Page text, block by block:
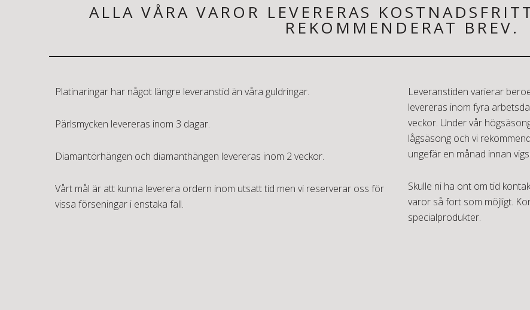
ALLA VÅRA VAROR LEVERERAS
REKOMMENDERAT BREV.
Platinaringar har något längre leveranstid än våra guldringar.
Pärlsmycken levereras inom 3 dagar.
Diamantörhängen och diamanthängen levereras inom 2 veckor.
Vårt mål är att kunna leverera ordern inom utsatt tid men vi reserverar oss för
vissa förseningar i enstaka fall.
Leveranstiden varierar
levereras inom fyra
veckor. Under vår
lågsäsong och vi
ungefär en månad innan
Skulle ni ha ont om tid
varor så fort som möjligt.
specialprodukter.